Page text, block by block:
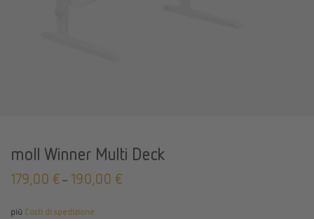
moll Winner Multi Deck
179,00 € – 190,00 €
più Costi di spedizione